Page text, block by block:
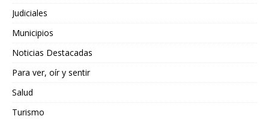
Judiciales
Municipios
Noticias Destacadas
Para ver, oír y sentir
Salud
Turismo